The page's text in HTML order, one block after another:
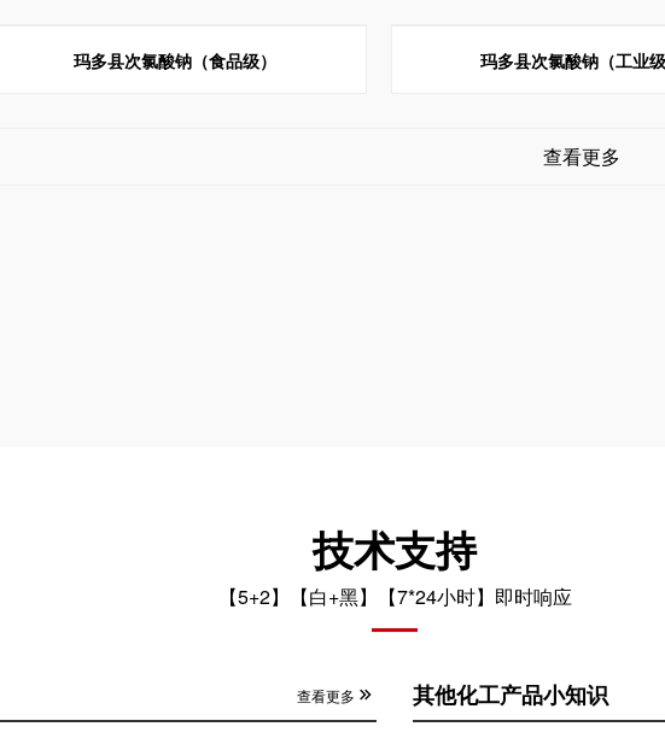
玛多县次氯酸钠（食品级） 玛多县次氯酸钠（工业
查看更多
技术支持
【5+2】【白+黑】【7*24小时】即时响应
查看更多 其他化工产品小知识